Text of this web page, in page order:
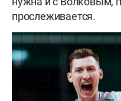
прослеживается.